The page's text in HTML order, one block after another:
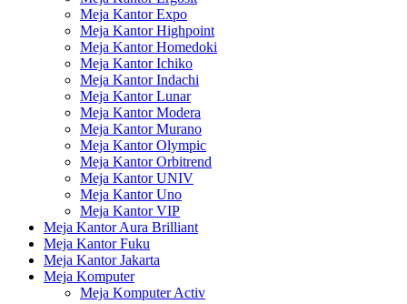
Meja Kantor Expo
Meja Kantor Highpoint
Meja Kantor Homedoki
Meja Kantor Ichiko
Meja Kantor Indachi
Meja Kantor Lunar
Meja Kantor Modera
Meja Kantor Murano
Meja Kantor Olympic
Meja Kantor Orbitrend
Meja Kantor UNIV
Meja Kantor Uno
Meja Kantor VIP
Meja Kantor Aura Brilliant
Meja Kantor Fuku
Meja Kantor Jakarta
Meja Komputer
Meja Komputer Activ